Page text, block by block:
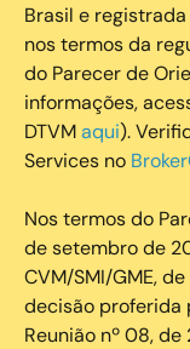
Brasil e
nos termos da
do Parecer de
informações,
DTVMaqui).
Services no
Nos termos do
de setembro de
CVM/SMI/GME,
decisão proferida
Reunião nº 08,